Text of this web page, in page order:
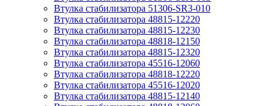
Втулка стабилизатора 51306-SR3-010
Втулка стабилизатора 48815-12220
Втулка стабилизатора 48815-12230
Втулка стабилизатора 48818-12150
Втулка стабилизатора 48815-12320
Втулка стабилизатора 45516-12060
Втулка стабилизатора 48818-12220
Втулка стабилизатора 45516-12020
Втулка стабилизатора 48815-12140